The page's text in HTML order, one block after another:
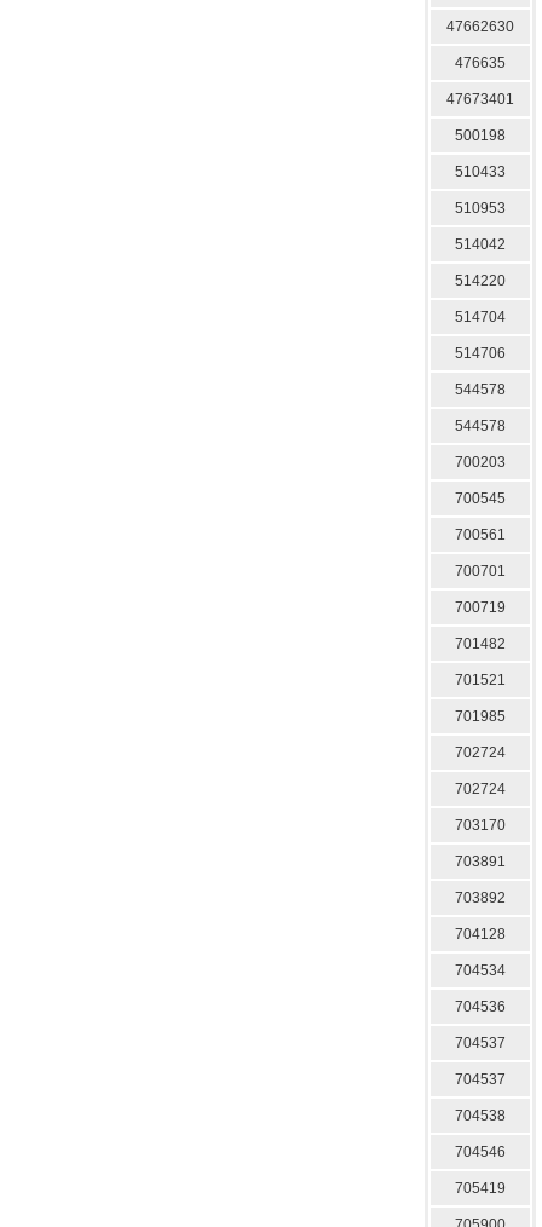
47662630
476635
47673401
500198
510433
510953
514042
514220
514704
514706
544578
544578
700203
700545
700561
700701
700719
701482
701521
701985
702724
702724
703170
703891
703892
704128
704534
704536
704537
704537
704538
704546
705419